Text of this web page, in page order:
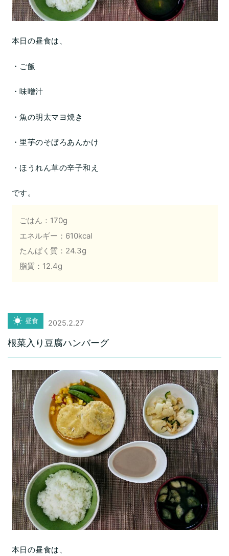
本日の昼食は、
・ご飯
・味噌汁
・魚の明太マヨ焼き
・里芋のそぼろあんかけ
・ほうれん草の辛子和え
です。
ごはん：170g
エネルギー：610kcal
たんぱく質：24.3g
脂質：12.4g
昼食 2025.2.27
根菜入り豆腐ハンバーグ
本日の昼食は、